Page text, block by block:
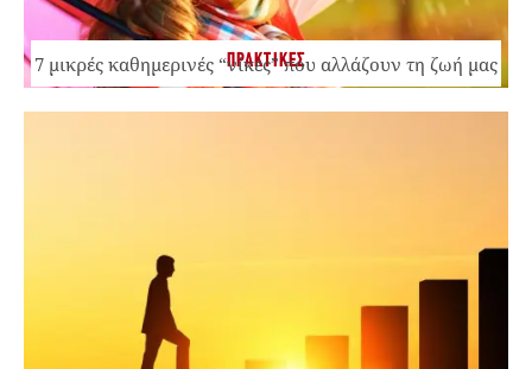
ΠΡΑΚΤΙΚΕΣ
7 μικρές καθημερινές “νίκες” που αλλάζουν τη ζωή μας